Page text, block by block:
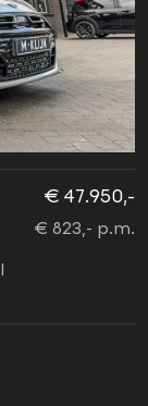
€ 47.950,-
€ 823,- p.m.